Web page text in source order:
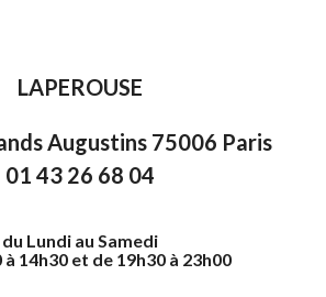
LAPEROUSE
Augustins 75006 Paris
01 43 26 68 04
du Lundi au Samedi
à 14h30 et de 19h30 à 23h00